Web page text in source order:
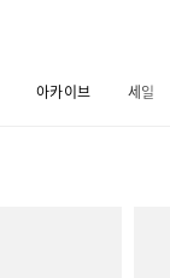
아카이브 세일